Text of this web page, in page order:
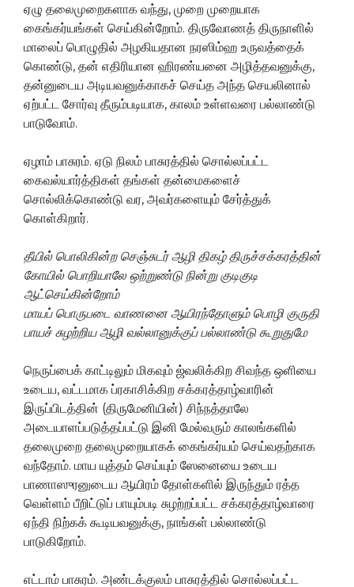
ஏழு தலைமுறைகளாக வந்து, முறை முறையாக
கைங்கர்யங்கள் செய்கின்றோம். திருவோணத் திருநாளில்
மாலைப் பொழுதில் அழகியதான நரஸிம்ஹ உருவத்தைக்
கொண்டு, தன் எதிரியான ஹிரண்யனை அழித்தவனுக்கு,
தன்னுடைய அடியவனுக்காகச் செய்த அந்த செயலினால்
ஏற்பட்ட சோர்வு தீரும்படியாக, காலம் உள்ளவரை பல்லாண்டு
பாடுவோம்.
ஏழாம் பாசுரம். ஏடு நிலம் பாசுரத்தில் சொல்லப்பட்ட
கைவல்யார்த்திகள் தங்கள் தன்மைகளைச்
சொல்லிக்கொண்டு வர, அவர்களையும் சேர்த்துக்
கொள்கிறார்.
தீயில் பொலிகின்ற செஞ்சுடர் ஆழி திகழ் திருச்சக்கரத்தின்
கோயில் பொறியாலே ஒற்றுண்டு நின்று குடிகுடி
ஆட்செய்கின்றோம்
மாயப் பொருபடை வாணனை ஆயிரந்தோளும் பொழி குருதி
பாயச் சுழற்றிய ஆழி வல்லானுக்குப் பல்லாண்டு கூறுதுமே
நெருப்பைக் காட்டிலும் மிகவும் ஜ்வலிக்கிற சிவந்த ஒளியை
உடைய, வட்டமாக ப்ரகாசிக்கிற சக்கரத்தாழ்வாரின்
இருப்பிடத்தின் (திருமேனியின்) சிந்நத்தாலே
அடையாளப்படுத்தப்பட்டு இனி மேல்வரும் காலங்களில்
தலைமுறை தலைமுறையாகக் கைங்கர்யம் செய்வதற்காக
வந்தோம். மாய யுத்தம் செய்யும் ஸேனையை உடைய
பாணாஸுரனுடைய ஆயிரம் தோள்களில் இருந்தும் ரத்த
வெள்ளம் பீறிட்டுப் பாயும்படி சுழற்றப்பட்ட சக்கரத்தாழ்வாரை
ஏந்தி நிற்கக் கூடியவனுக்கு, நாங்கள் பல்லாண்டு
பாடுகிறோம்.
எட்டாம் பாசுரம். அண்டக்குலம் பாசுரத்தில் சொல்லப்பட்ட